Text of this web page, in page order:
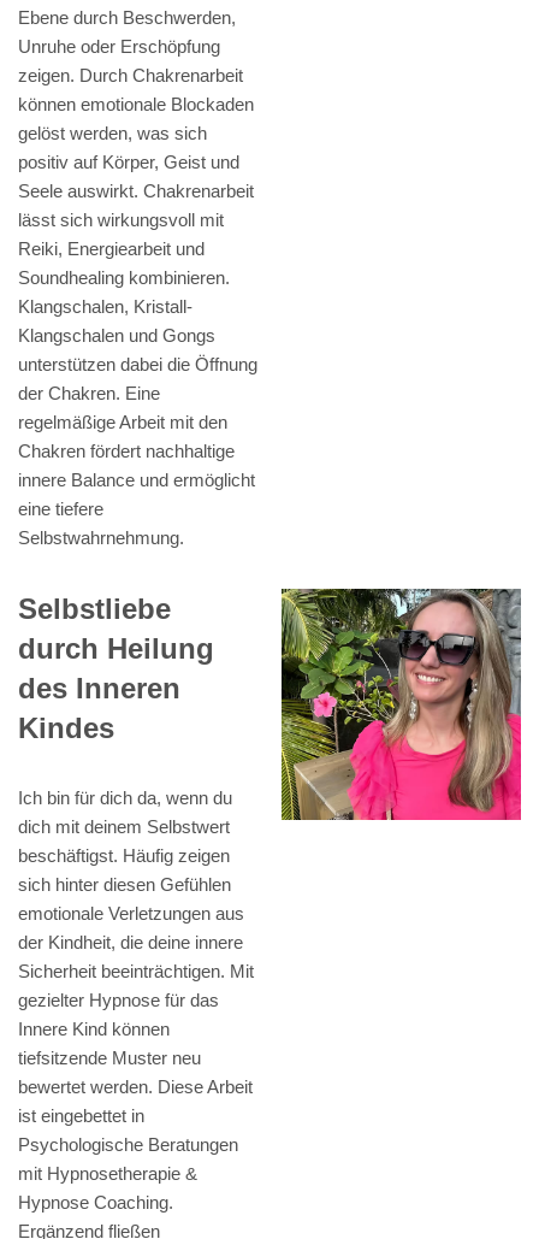
Ebene durch Beschwerden,
Unruhe oder Erschöpfung
zeigen. Durch Chakrenarbeit
können emotionale Blockaden
gelöst werden, was sich
positiv auf Körper, Geist und
Seele auswirkt. Chakrenarbeit
lässt sich wirkungsvoll mit
Reiki, Energiearbeit und
Soundhealing kombinieren.
Klangschalen, Kristall-
Klangschalen und Gongs
unterstützen dabei die Öffnung
der Chakren. Eine
regelmäßige Arbeit mit den
Chakren fördert nachhaltige
innere Balance und ermöglicht
eine tiefere
Selbstwahrnehmung.
Selbstliebe
durch Heilung
des Inneren
Kindes
Ich bin für dich da, wenn du
dich mit deinem Selbstwert
beschäftigst. Häufig zeigen
sich hinter diesen Gefühlen
emotionale Verletzungen aus
der Kindheit, die deine innere
Sicherheit beeinträchtigen. Mit
gezielter Hypnose für das
Innere Kind können
tiefsitzende Muster neu
bewertet werden. Diese Arbeit
ist eingebettet in
Psychologische Beratungen
mit Hypnosetherapie &
Hypnose Coaching.
Ergänzend fließen